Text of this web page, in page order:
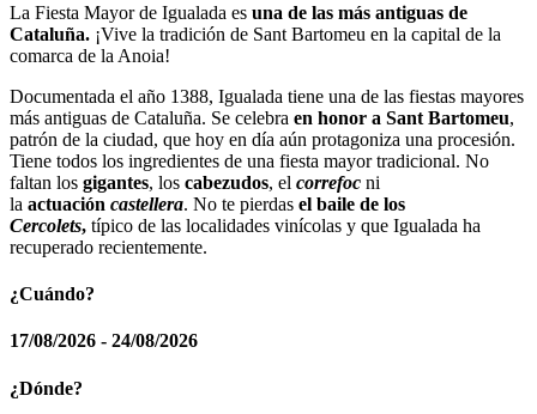
La Fiesta Mayor de Igualada es una de las más antiguas de
Cataluña. ¡Vive la tradición de Sant Bartomeu en la capital de la
comarca de la Anoia!
Documentada el año 1388, Igualada tiene una de las fiestas mayores
más antiguas de Cataluña. Se celebra en honor a Sant Bartomeu,
patrón de la ciudad, que hoy en día aún protagoniza una procesión.
Tiene todos los ingredientes de una fiesta mayor tradicional. No
faltan los gigantes, los cabezudos, el correfoc ni
la actuación castellera. No te pierdas el baile de los
Cercolets, típico de las localidades vinícolas y que Igualada ha
recuperado recientemente.
¿Cuándo?
17/08/2026 - 24/08/2026
¿Dónde?